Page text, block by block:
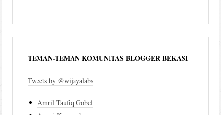
TEMAN-TEMAN KOMUNITAS BLOGGER BEKASI
Tweets by @wijayalabs
Amril Taufiq Gobel